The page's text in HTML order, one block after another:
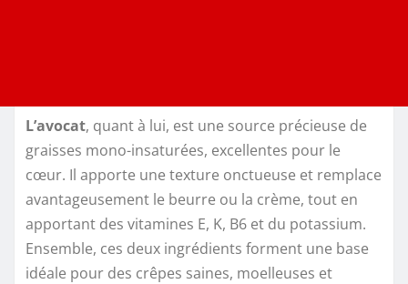
L’avocat, quant à lui, est une source précieuse de
graisses mono-insaturées, excellentes pour le
cœur. Il apporte une texture onctueuse et remplace
avantageusement le beurre ou la crème, tout en
apportant des vitamines E, K, B6 et du potassium.
Ensemble, ces deux ingrédients forment une base
idéale pour des crêpes saines, moelleuses et